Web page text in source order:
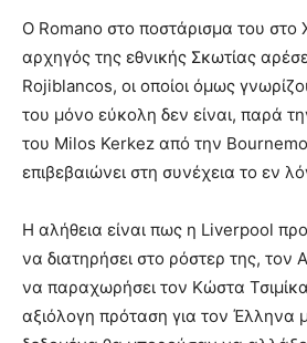
Ο Romano στο ποστάρισμα του
αρχηγός της εθνικής Σκωτίας
Rojiblancos, οι οποίοι όμως
του μόνο εύκολη δεν είναι, παρά
του Milos Kerkez από την
επιβεβαιώνει στη συνέχεια το εν
Η αλήθεια είναι πως η Liverpool
να διατηρήσει στο ρόστερ της, τον
να παραχωρήσει τον Κώστα
αξιόλογη πρόταση για τον Έλληνα